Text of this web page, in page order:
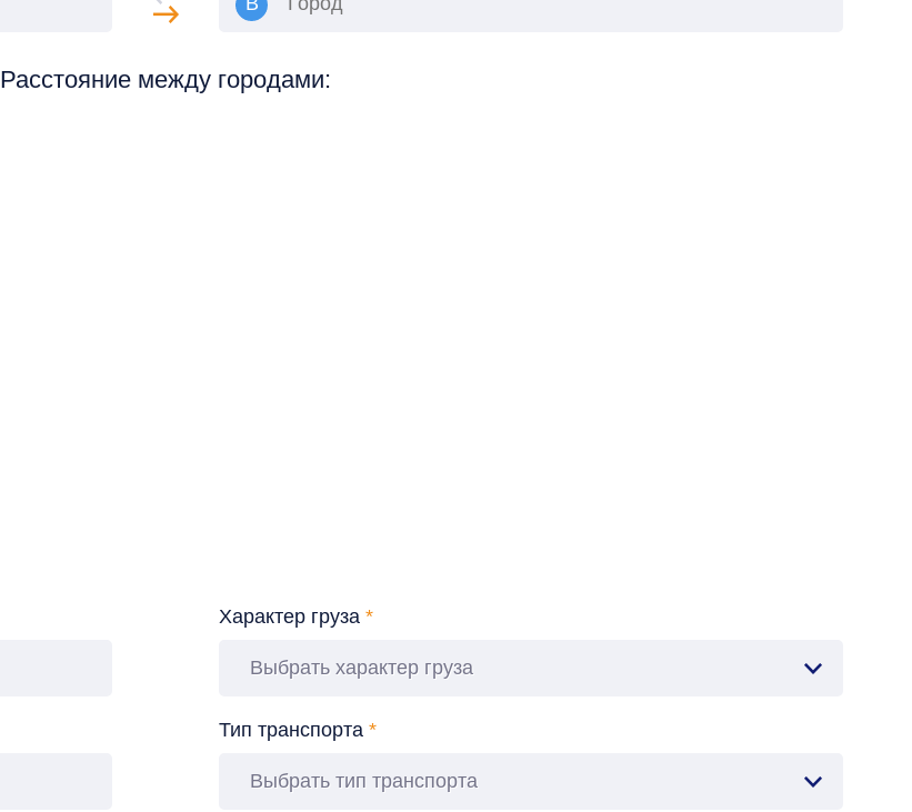
Расстояние между городами:
Характер груза *
Выбрать характер груза
Тип транспорта *
Выбрать тип транспорта